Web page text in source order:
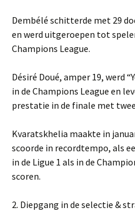
Dembélé schitterde met 29
en werd uitgeroepen tot
Champions League.
Désiré Doué, amper 19, werd
in de Champions League en
prestatie in de finale met
Kvaratskhelia maakte in
scoorde in recordtempo, als
in de Ligue 1 als in de
scoren.
2. Diepgang in de selectie &